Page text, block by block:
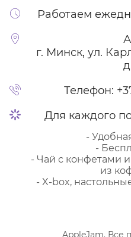
Работаем
г. Минск, ул.
Телефон:
Для каждого
-
-
- Чай с конфетами
из
- X-box,
AppleJam. Все